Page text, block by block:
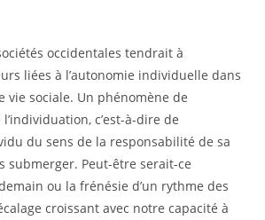
occidentales tendrait à
liées à l’autonomie individuelle dans
vie sociale. Un phénomène de
c’est-à-dire de
du sens de la responsabilité de sa
submerger. Peut-être serait-ce
ou la frénésie d’un rythme des
croissant avec notre capacité à